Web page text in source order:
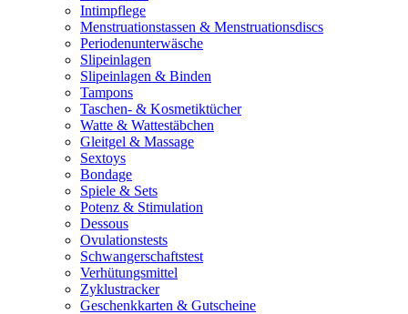
Intimpflege
Menstruationstassen & Menstruationsdiscs
Periodenunterwäsche
Slipeinlagen
Slipeinlagen & Binden
Tampons
Taschen- & Kosmetiktücher
Watte & Wattestäbchen
Gleitgel & Massage
Sextoys
Bondage
Spiele & Sets
Potenz & Stimulation
Dessous
Ovulationstests
Schwangerschaftstest
Verhütungsmittel
Zyklustracker
Geschenkkarten & Gutscheine